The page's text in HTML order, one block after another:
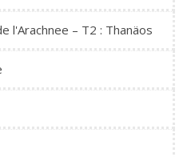
l'Arachnee – T2 : Thanäos